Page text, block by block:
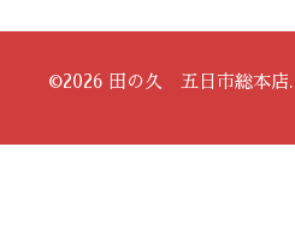
©2026 田の久 五日市総本店